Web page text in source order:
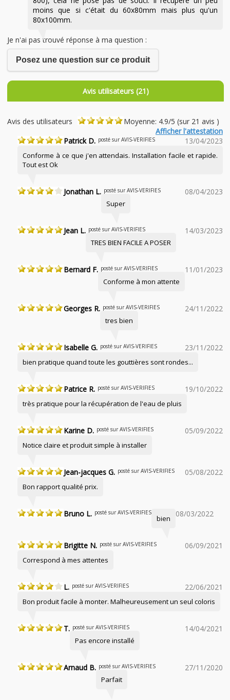
moins que si c'était du 60x80mm mais plus qu'un
80x100mm.
Je n'ai pas trouvé réponse à ma question :
Posez une question sur ce produit
Avis utilisateurs (21)
Avis des utilisateurs
Moyenne: 4.9/5 (sur 21 avis )
Afficher l'attestation
Patrick D. posté sur AVIS-VERIFIES 13/04/2023
Conforme à ce que j'en attendais. Installation facile et rapide.
Tout est Ok
Jonathan L. posté sur AVIS-VERIFIES 08/04/2023
Super
Jean L. posté sur AVIS-VERIFIES 14/03/2023
TRES BIEN FACILE A POSER
Bernard F. posté sur AVIS-VERIFIES 11/01/2023
Conforme à mon attente
Georges R. posté sur AVIS-VERIFIES 24/11/2022
tres bien
Isabelle G. posté sur AVIS-VERIFIES 23/11/2022
bien pratique quand toute les gouttières sont rondes...
Patrice R. posté sur AVIS-VERIFIES 19/10/2022
très pratique pour la récupération de l'eau de pluis
Karine D. posté sur AVIS-VERIFIES 05/09/2022
Notice claire et produit simple à installer
Jean-jacques G. posté sur AVIS-VERIFIES 05/08/2022
Bon rapport qualité prix.
Bruno L. posté sur AVIS-VERIFIES 08/03/2022
bien
Brigitte N. posté sur AVIS-VERIFIES 06/09/2021
Correspond à mes attentes
L. posté sur AVIS-VERIFIES 22/06/2021
Bon produit facile à monter. Malheureusement un seul coloris
T. posté sur AVIS-VERIFIES 14/04/2021
Pas encore installé
Arnaud B. posté sur AVIS-VERIFIES 27/11/2020
Parfait